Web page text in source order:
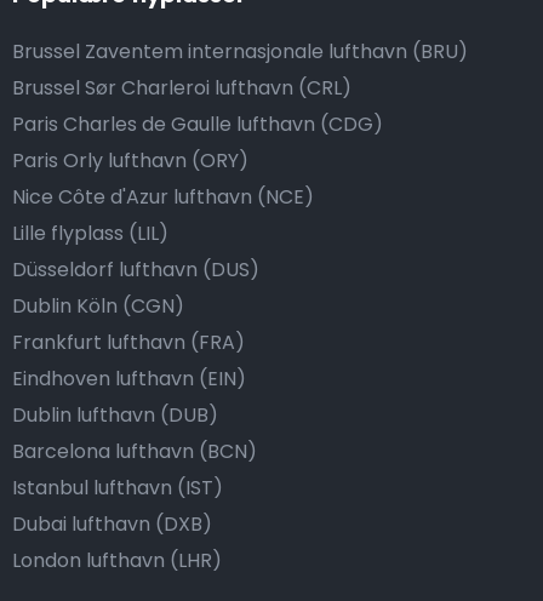
Brussel Zaventem internasjonale lufthavn (BRU)
Brussel Sør Charleroi lufthavn (CRL)
Paris Charles de Gaulle lufthavn (CDG)
Paris Orly lufthavn (ORY)
Nice Côte d'Azur lufthavn (NCE)
Lille flyplass (LIL)
Düsseldorf lufthavn (DUS)
Dublin Köln (CGN)
Frankfurt lufthavn (FRA)
Eindhoven lufthavn (EIN)
Dublin lufthavn (DUB)
Barcelona lufthavn (BCN)
Istanbul lufthavn (IST)
Dubai lufthavn (DXB)
London lufthavn (LHR)